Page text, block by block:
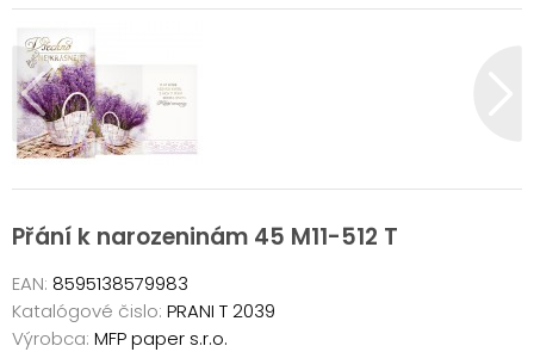
Přání k narozeninám 45 M11-512 T
EAN: 8595138579983
Katalógové čislo: PRANI T 2039
Výrobca: MFP paper s.r.o.